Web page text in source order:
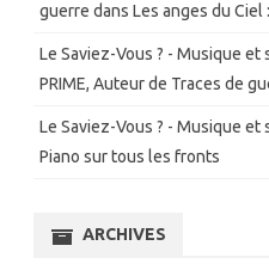
guerre dans Les anges du Ciel
Le Saviez-Vous ? - Musique et
PRIME, Auteur de Traces de
Le Saviez-Vous ? - Musique et
Piano sur tous les fronts
ARCHIVES